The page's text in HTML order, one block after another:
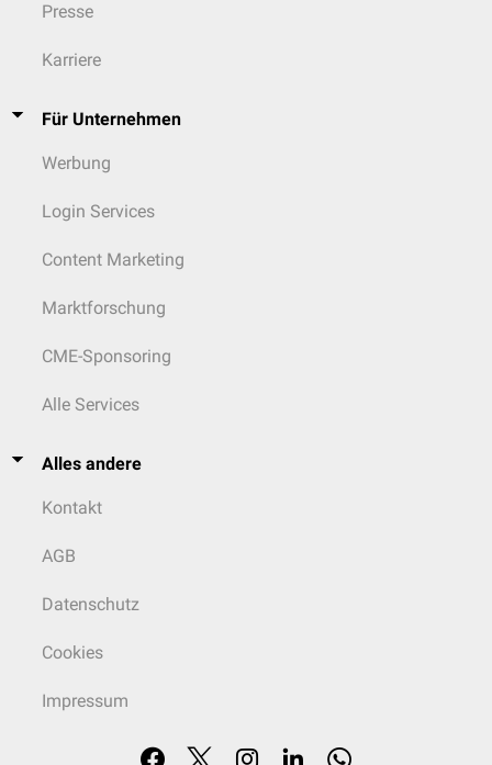
Presse
Karriere
Für Unternehmen
Werbung
Login Services
Content Marketing
Marktforschung
CME-Sponsoring
Alle Services
Alles andere
Kontakt
AGB
Datenschutz
Cookies
Impressum